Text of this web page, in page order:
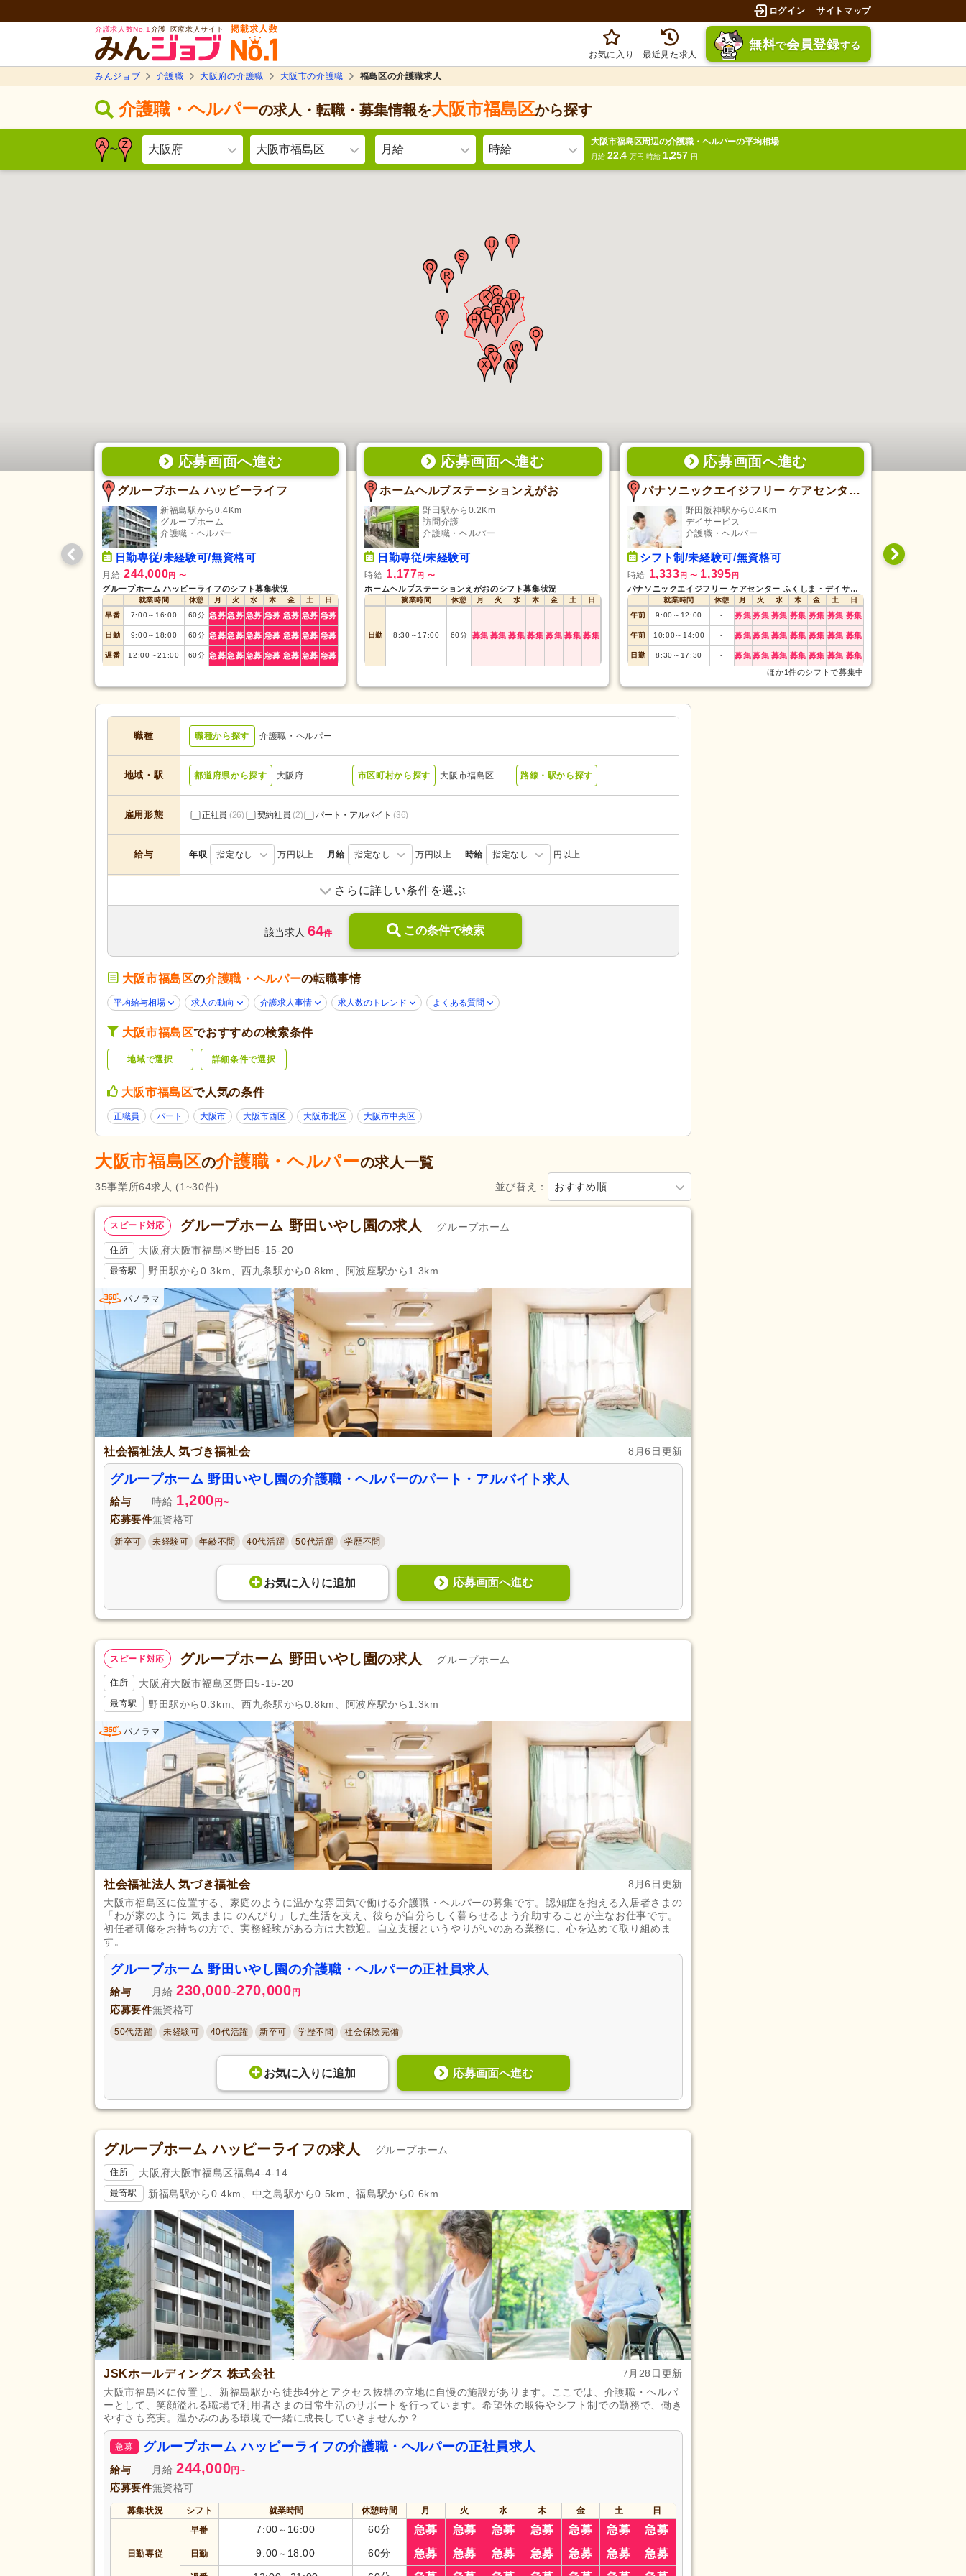
ログイン サイトマップ
介護求人数No.1 介護･医療求人サイト
お気に入り 最近見た求人
無料で会員登録する
みんジョブ 介護職 大阪府の介護職 大阪市の介護職 福島区の介護職求人
介護職・ヘルパーの求人・転職・募集情報を大阪市福島区から探す
〜 大阪府 大阪市福島区 月給 時給
大阪市福島区周辺の介護職・ヘルパーの平均相場
月給 22.4万円 時給 1,257 円
応募画面へ進む
グループホーム ハッピーライフ
新福島駅から0.4Km
グループホーム
介護職・ヘルパー
日勤専従/未経験可/無資格可
月給 244,000円 〜
グループホーム ハッピーライフのシフト募集状況
就業時間 休憩 月 火 水 木 金 土
日
早番
7:00～ 16:00 60分 急募急募 急募 急募 急募 急募 急募
日勤 9:00～ 18:00 60分 急募急募 急募 急募 急募 急募 急募
遅番 12:00 ～21:00 60分 急募急募 急募 急募 急募 急募 急募
応募画面へ進む
ホームヘルプステーションえがお
野田駅から0.2Km
訪問介護
介護職・ヘルパー
日勤専従/未経験可
時給 1,177円 〜
ホームヘルプステーションえがおのシフト募集状況
就業時間 休憩 月 火 水 木 金 土 日
日勤 8:30 ～ 17:00 60分 募集 募集 募集 募集 募集 募集 募集
応募画面へ進む
パナソニックエイジフリー ケアセンター ふくしま・デイサービス
野田阪神駅から0.4Km
デイサービス
介護職・ヘルパー
シフト制/未経験可/無資格可
時給 1,333 円 〜 1,395 円
パナソニックエイジフリー ケアセンター ふくしま・デイサービスのシフト募集状況
就業時間 休憩 月 火 水 木 金 土
日
午前
9:00 ～ 12:00 - 募集募集 募集 募集 募集 募集 募集
午前 10:00～ 14:00 - 募集募集 募集 募集 募集 募集 募集
日勤 8:30 ～ 17:30 - 募集募集 募集 募集 募集 募集 募集
ほか1件のシフトで募集中
日勤専従/未
職種 職種から探す 介護職・ヘルパー
地域・駅 都道府県から探す 大阪府 市区町村から探す 大阪市福島区 路線・駅から探す
雇用形態 正社員 (26) 契約社員 (2) パート・アルバイト (36)
給与 年収 指定なし 万円以上 月給 指定なし 万円以上 時給 指定なし 円以上
デイサービス(17)
ショートステイ(2) 住宅型有料老人ホーム(2) 特別養護老人ホーム(4)
(9) (1)
応募条件・こ
だわり
未経験可(47) 新規オープン(2) 無資格可(24)
ブランク可 (51)
学生可(2) 新卒可(44)
服装自由 (1)
掲載7日以内(1)
残業ほぼなし(62) シフト制(14)
時短勤務相談可(14)
週3日から可(3) シフト相談可 (51) 即日勤務可(8)
応募資格
修）(27)
介護福祉士(31)
社会福祉士(5) 精神保健福祉士 (1)
介護支援専門員（ケアマネジャー）
休日・休暇
完全週休2日(8) 週休2日(12) 4週8休
土日休み(2) 土日祝休み(3) 日曜休み(5)
年間休日110日以上(8) 産休あり(44) 育休あり
介護休業(21) 看護休暇 夏季休暇
冬季休暇(6) 年末年始休暇(12)
給与・手当
福利厚生
賞与あり(39) 社会保険完備(55) 研修制度あり(51)
セミナー参加費補助(4) 企業年金 昇給あり(57)
復職支援あり(14) 退職金あり(13) 日・祝給与アップ(4)
住宅手当 (1)
人事評価制度あり(51) 処遇改善手当(28) 制服あり(39)
夜勤手当
再雇用制度あり(14) 正社員登用あり
駅近 自動車通勤可 自転車通勤可
バイク通勤可(3)
さらに詳しい条件を選ぶ
該当求人 64件 この条件で検索
大阪市福島区の介護職・ヘルパーの転職事情
平均給与相場 求人の動向 介護求人事情 求人数のトレンド よくある質問
大阪市福島区でおすすめの検索条件
地域で選択 詳細条件で選択
大阪市福島区で人気の条件
正職員 パート 大阪市 大阪市西区 大阪市北区 大阪市中央区
大阪市福島区の介護職・ヘルパーの求人一覧
並び替え： おすすめ順
35事業所64求人 (1~30件)
スピード対応 グループホーム 野田いやし園の求人 グループホーム
住所 大阪府大阪市福島区野田5-15-20
最寄駅 野田駅から0.3km、西九条駅から0.8km、阿波座駅から1.3km
パノラマ
社会福祉法人 気づき福祉会 8月6日更新
グループホーム 野田いやし園の介護職・ヘルパーのパート・アルバイト求人
給与 時給 1,200円~
応募要件無資格可
新卒可 未経験可 年齢不問 40代活躍 50代活躍 学歴不問
お気に入り に追加 応募画面へ進む
スピード対応 グループホーム 野田いやし園の求人 グループホーム
住所 大阪府大阪市福島区野田5-15-20
最寄駅 野田駅から0.3km、西九条駅から0.8km、阿波座駅から1.3km
パノラマ
社会福祉法人 気づき福祉会
8月6日更新
大阪市福島区に位置する、家庭のように温かな雰囲気で働ける介護職・ヘルパーの募集です。認知症を抱える入居者さまの
「わが家のように 気ままに のんびり」した生活を支え、彼らが自分らしく暮らせるよう介助することが主なお仕事です。
初任者研修をお持ちの方で、実務経験がある方は大歓迎。自立支援というやりがいのある業務に、心を込めて取り組めま
す。
グループホーム 野田いやし園の介護職・ヘルパーの正社員求人
給与 月給 230,000~270,000 円
応募要件無資格可
50代活躍 未経験可 40代活躍 新卒可 学歴不問 社会保険完備
お気に入り に追加 応募画面へ進む
グループホーム ハッピーライフの求人 グループホーム
住所 大阪府大阪市福島区福島4-4-14
最寄駅 新福島駅から0.4km、中之島駅から0.5km、福島駅から0.6km
JSKホールディングス 株式会社
7月28日更新
大阪市福島区に位置し、新福島駅から徒歩4分とアクセス抜群の立地に自慢の施設があります。ここでは、介護職・ヘルパ
ーとして、笑顔溢れる職場で利用者さまの日常生活のサポートを行っています。希望休の取得やシフト制での勤務で、働き
やすさも充実。温かみのある環境で一緒に成長していきませんか？
急募 グループホーム ハッピーライフの介護職・ヘルパーの正社員求人
給与 月給 244,000円~
応募要件無資格可
募集状況 シフト 就業時間 休憩時間 月 火 水 木 金 土 日
日勤専従
早番 7:00 ～ 16:00 60分 急募 急募 急募 急募 急募 急募 急募
日勤 9:00 ～ 18:00 60分 急募 急募 急募 急募 急募 急募 急募